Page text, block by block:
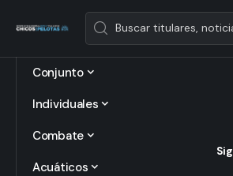
Conjunto
Individuales
Combate
Acuáticos